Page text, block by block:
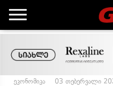
ეკონომიკა 03 თებერვალი